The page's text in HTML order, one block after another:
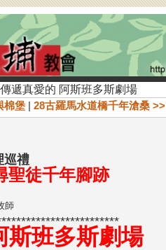
遞真愛的 阿斯班多斯劇場
棉堡 | 28古羅馬水道橋千年滄桑 >>
巡禮
聖徒千年腳跡
師
斯班多斯劇場